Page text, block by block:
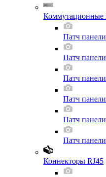
Коммутационные
Патч
Патч
Патч
Патч
Патч
Патч
Коннекторы RJ45